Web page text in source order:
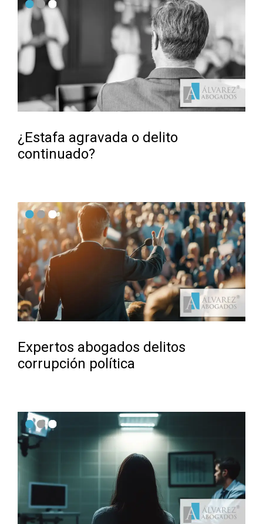
¿Estafa agravada o delito
continuado?
Expertos abogados delitos
corrupción política